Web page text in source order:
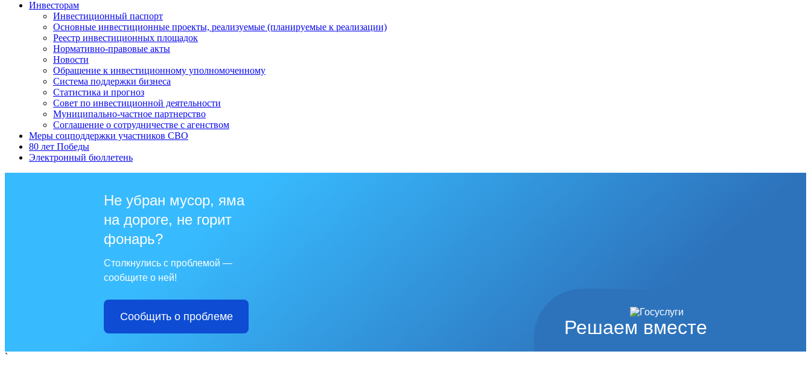
Инвесторам
Инвестиционный паспорт
Основные инвестиционные проекты, реализуемые (планируемые к реализации)
Реестр инвестиционных площадок
Нормативно-правовые акты
Новости
Обращение к инвестиционному уполномоченному
Система поддержки бизнеса
Статистика и прогноз
Совет по инвестиционной деятельности
Муниципально-частное партнерство
Соглашение о сотрудничестве с агенством
Меры соцподдержки участников СВО
80 лет Победы
Электронный бюллетень
Решаем вместе
Не убран мусор, яма
на дороге, не горит
фонарь?
Столкнулись с проблемой —
сообщите о ней!
Сообщить о проблеме
`